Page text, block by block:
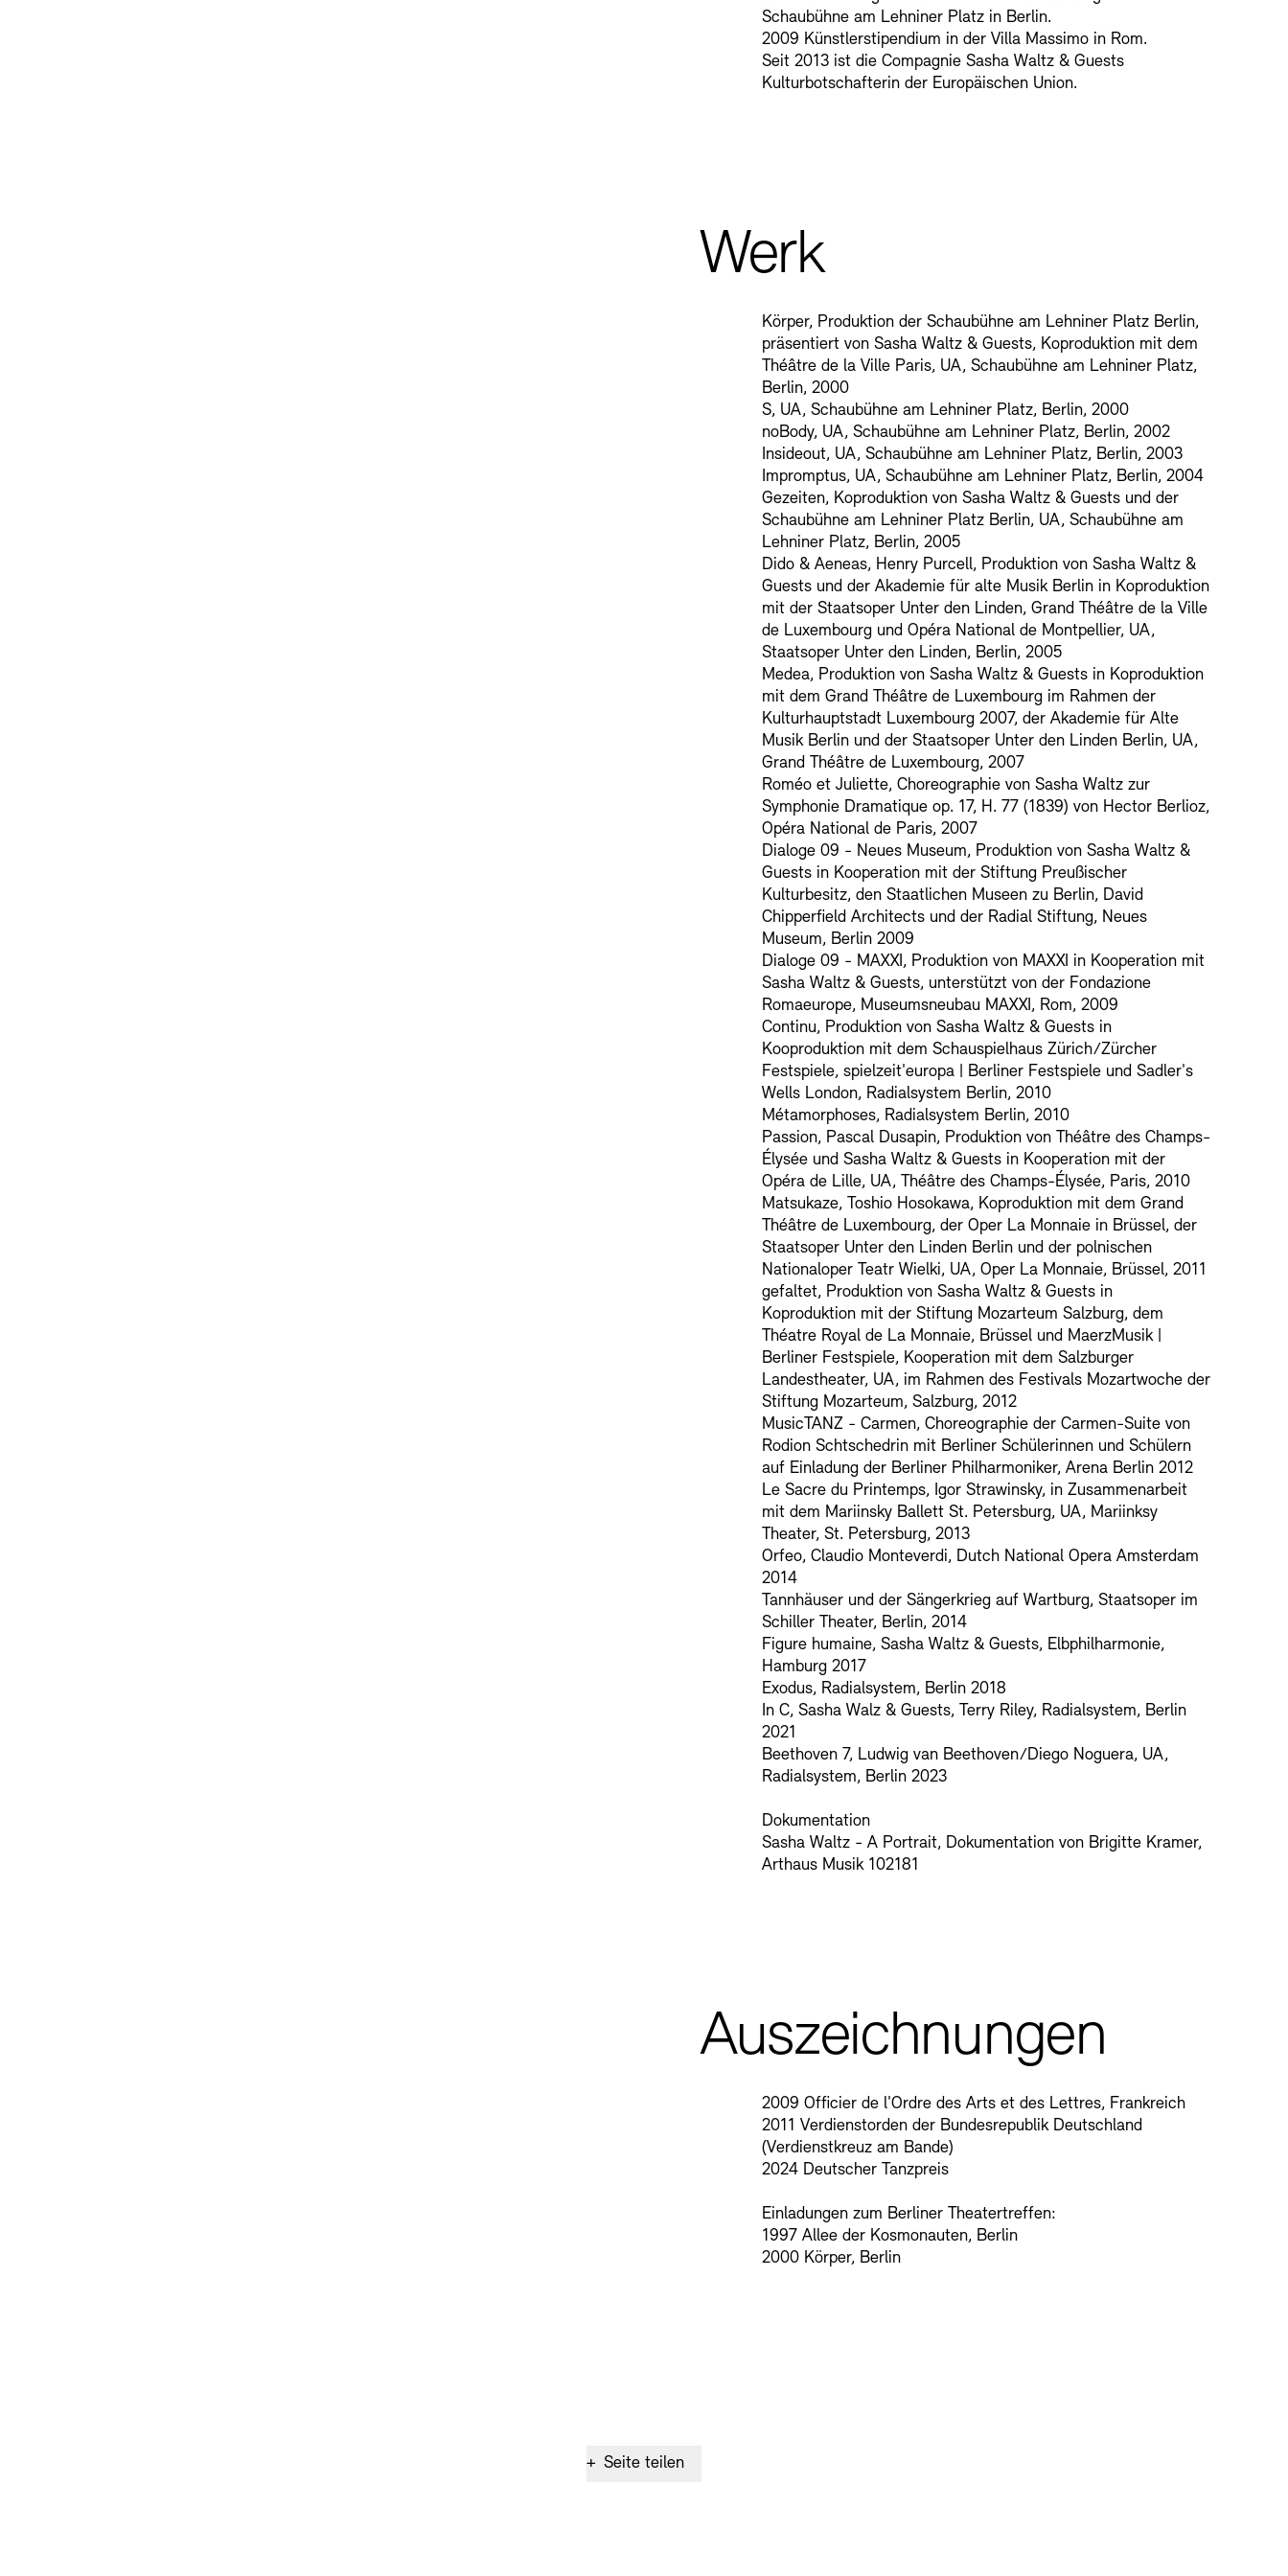
SINN UND FORM
Newsletter
Schaubühne am Lehniner Platz in Berlin.
2009 Künstlerstipendium in der Villa Massimo in Rom.
Seit 2013 ist die Compagnie Sasha Waltz & Guests
Kulturbotschafterin der Europäischen Union.
Werk
Körper, Produktion der Schaubühne am Lehniner Platz Berlin,
präsentiert von Sasha Waltz & Guests, Koproduktion mit dem
Théâtre de la Ville Paris, UA, Schaubühne am Lehniner Platz,
Berlin, 2000
S, UA, Schaubühne am Lehniner Platz, Berlin, 2000
noBody, UA, Schaubühne am Lehniner Platz, Berlin, 2002
Insideout, UA, Schaubühne am Lehniner Platz, Berlin, 2003
Impromptus, UA, Schaubühne am Lehniner Platz, Berlin, 2004
Gezeiten, Koproduktion von Sasha Waltz & Guests und der
Schaubühne am Lehniner Platz Berlin, UA, Schaubühne am
Lehniner Platz, Berlin, 2005
Dido & Aeneas, Henry Purcell, Produktion von Sasha Waltz &
Guests und der Akademie für alte Musik Berlin in Koproduktion
mit der Staatsoper Unter den Linden, Grand Théâtre de la Ville
de Luxembourg und Opéra National de Montpellier, UA,
Staatsoper Unter den Linden, Berlin, 2005
Medea, Produktion von Sasha Waltz & Guests in Koproduktion
mit dem Grand Théâtre de Luxembourg im Rahmen der
Kulturhauptstadt Luxembourg 2007, der Akademie für Alte
Musik Berlin und der Staatsoper Unter den Linden Berlin, UA,
Grand Théâtre de Luxembourg, 2007
Roméo et Juliette, Choreographie von Sasha Waltz zur
Symphonie Dramatique op. 17, H. 77 (1839) von Hector Berlioz,
Opéra National de Paris, 2007
Dialoge 09 - Neues Museum, Produktion von Sasha Waltz &
Guests in Kooperation mit der Stiftung Preußischer
Kulturbesitz, den Staatlichen Museen zu Berlin, David
Chipperfield Architects und der Radial Stiftung, Neues
Museum, Berlin 2009
Dialoge 09 - MAXXI, Produktion von MAXXI in Kooperation mit
Sasha Waltz & Guests, unterstützt von der Fondazione
Romaeurope, Museumsneubau MAXXI, Rom, 2009
Continu, Produktion von Sasha Waltz & Guests in
Kooproduktion mit dem Schauspielhaus Zürich/Zürcher
Festspiele, spielzeit'europa | Berliner Festspiele und Sadler's
Wells London, Radialsystem Berlin, 2010
Métamorphoses, Radialsystem Berlin, 2010
Passion, Pascal Dusapin, Produktion von Théâtre des Champs-
Élysée und Sasha Waltz & Guests in Kooperation mit der
Opéra de Lille, UA, Théâtre des Champs-Élysée, Paris, 2010
Matsukaze, Toshio Hosokawa, Koproduktion mit dem Grand
Théâtre de Luxembourg, der Oper La Monnaie in Brüssel, der
Staatsoper Unter den Linden Berlin und der polnischen
Nationaloper Teatr Wielki, UA, Oper La Monnaie, Brüssel, 2011
gefaltet, Produktion von Sasha Waltz & Guests in
Koproduktion mit der Stiftung Mozarteum Salzburg, dem
Théatre Royal de La Monnaie, Brüssel und MaerzMusik |
Berliner Festspiele, Kooperation mit dem Salzburger
Landestheater, UA, im Rahmen des Festivals Mozartwoche der
Stiftung Mozarteum, Salzburg, 2012
MusicTANZ - Carmen, Choreographie der Carmen-Suite von
Rodion Schtschedrin mit Berliner Schülerinnen und Schülern
auf Einladung der Berliner Philharmoniker, Arena Berlin 2012
Le Sacre du Printemps, Igor Strawinsky, in Zusammenarbeit
mit dem Mariinsky Ballett St. Petersburg, UA, Mariinksy
Theater, St. Petersburg, 2013
Orfeo, Claudio Monteverdi, Dutch National Opera Amsterdam
2014
Tannhäuser und der Sängerkrieg auf Wartburg, Staatsoper im
Schiller Theater, Berlin, 2014
Figure humaine, Sasha Waltz & Guests, Elbphilharmonie,
Hamburg 2017
Exodus, Radialsystem, Berlin 2018
In C, Sasha Walz & Guests, Terry Riley, Radialsystem, Berlin
2021
Beethoven 7, Ludwig van Beethoven/Diego Noguera, UA,
Radialsystem, Berlin 2023
Dokumentation
Sasha Waltz - A Portrait, Dokumentation von Brigitte Kramer,
Arthaus Musik 102181
Auszeichnungen
2009 Officier de l'Ordre des Arts et des Lettres, Frankreich
2011 Verdienstorden der Bundesrepublik Deutschland
(Verdienstkreuz am Bande)
2024 Deutscher Tanzpreis
Einladungen zum Berliner Theatertreffen:
1997 Allee der Kosmonauten, Berlin
2000 Körper, Berlin
+ Seite teilen